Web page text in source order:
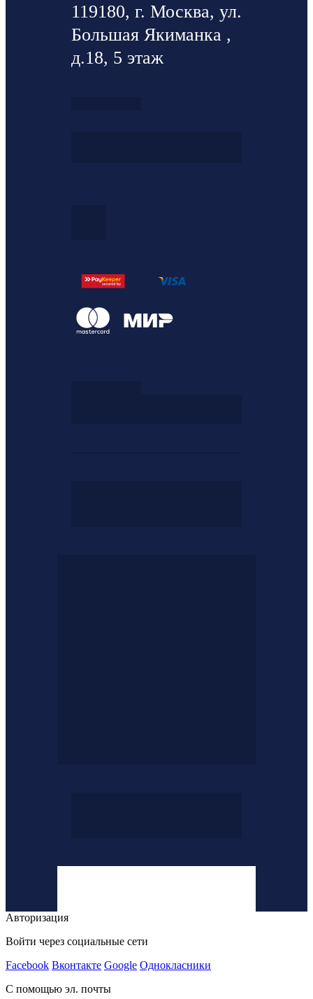
119180, г. Москва, ул.
Большая Якиманка ,
д.18, 5 этаж
Авторизация
Войти через социальные сети
Facebook Вконтакте Google Однокласники
С помощью эл. почты